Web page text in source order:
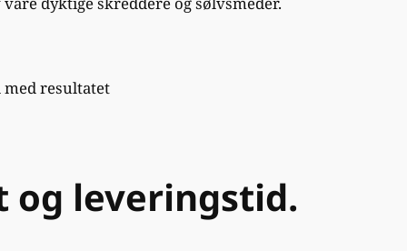
resultatet
og leveringstid.